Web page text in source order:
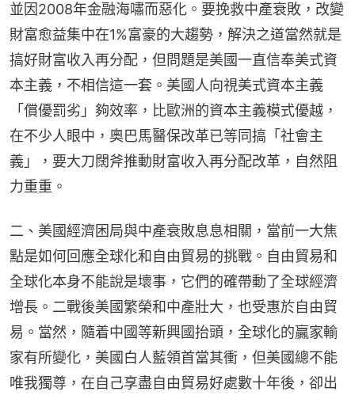
並因2008年金融海嘯而惡化。要挽救中產衰敗，改變
財富愈益集中在1%富豪的大趨勢，解決之道當然就是
搞好財富收入再分配，但問題是美國一直信奉美式資
本主義，不相信這一套。美國人向視美式資本主義
「償優罰劣」夠效率，比歐洲的資本主義模式優越，
在不少人眼中，奧巴馬醫保改革已等同搞「社會主
義」，要大刀闊斧推動財富收入再分配改革，自然阻
力重重。
二、美國經濟困局與中產衰敗息息相關，當前一大焦
點是如何回應全球化和自由貿易的挑戰。自由貿易和
全球化本身不能說是壞事，它們的確帶動了全球經濟
增長。二戰後美國繁榮和中產壯大，也受惠於自由貿
易。當然，隨着中國等新興國抬頭，全球化的贏家輸
家有所變化，美國白人藍領首當其衝，但美國總不能
唯我獨尊，在自己享盡自由貿易好處數十年後，卻出